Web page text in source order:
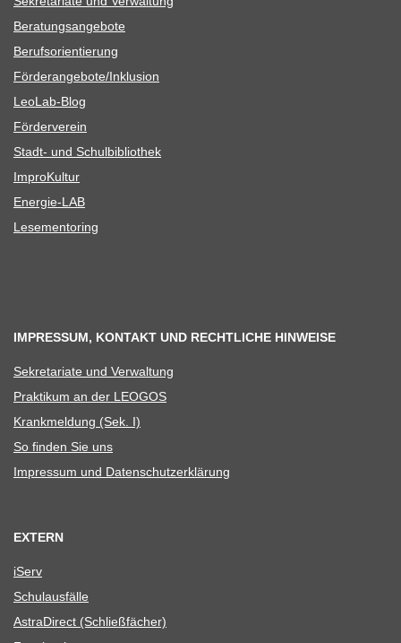
Bera­tungs­an­ge­bote
Berufs­ori­en­tie­rung
Förderangebote/​​Inklusion
Leo­Lab-Blog
För­der­ver­ein
Stadt- und Schulbibliothek
Impro­Kul­tur
Ener­­gie-LAB
Lese­men­to­ring
IMPRESSUM, KONTAKT UND RECHTLICHE HINWEISE
Sekre­ta­riate und Verwaltung
Prak­ti­kum an der LEOGOS
Krank­mel­dung (Sek. I)
So fin­den Sie uns
Impres­sum und Datenschutzerklärung
EXTERN
iServ
Schul­aus­fälle
Astra­Di­rect (Schließ­fä­cher)